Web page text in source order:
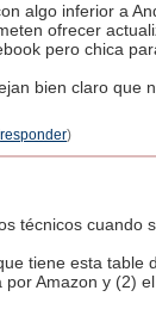
algo inferior a
ofrecer
pero chica
bien claro que
responder)
técnicos cuando
tiene esta
Amazon y (2)